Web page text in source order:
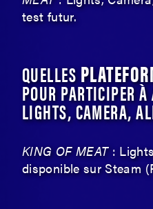
test futur.
QUELLES
POUR PARTICIPER À
LIGHTS, CAMERA,
KING OF MEAT:
disponible sur Steam